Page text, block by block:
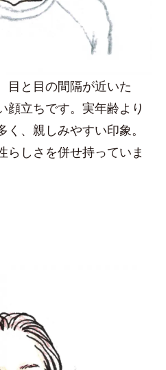
目と目の間隔が近いた
顔立ちです。実年齢より
、親しみやすい印象。
らしさを併せ持っていま